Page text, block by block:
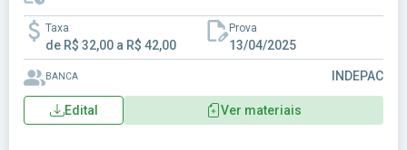
Taxa
de R$ 32,00 a R$ 42,00
Prova
13/04/2025
BANCA INDEPAC
Edital Ver materiais